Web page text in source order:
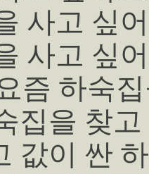
사고 싶
사고 싶
즘 하숙
집을 찾
값이 싼